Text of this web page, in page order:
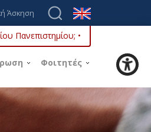
Άσκηση
Πανεπιστημίου; •
Φοιτητές